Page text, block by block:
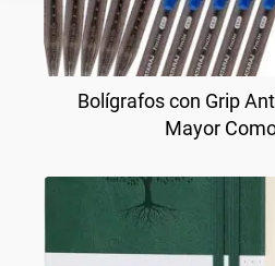
Bolígrafos con Grip
Mayor